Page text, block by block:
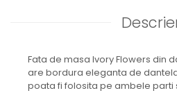
Fata de masa Ivory Flowers din
are bordura eleganta de
poata fi folosita pe ambele parti